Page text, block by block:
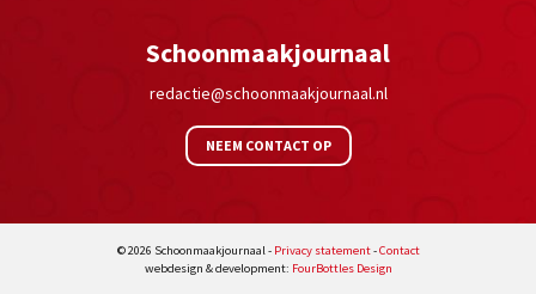
Schoonmaakjournaal
redactie@schoonmaakjournaal.nl
NEEM CONTACT OP
© 2026 Schoonmaakjournaal - Privacy statement-Contact
webdesign & development: FourBottles Design